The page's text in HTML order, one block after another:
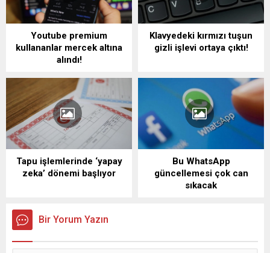
Youtube premium
kullananlar mercek altına
alındı!
Klavyedeki kırmızı tuşun
gizli işlevi ortaya çıktı!
Tapu işlemlerinde ‘yapay
zeka’ dönemi başlıyor
Bu WhatsApp
güncellemesi çok can
sıkacak
Bir Yorum Yazın